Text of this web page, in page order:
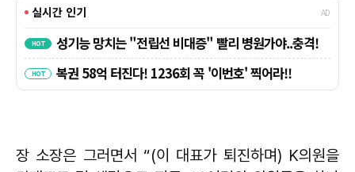
장 소장은 그러면서 “(이 대표가 퇴진하며) K의원을